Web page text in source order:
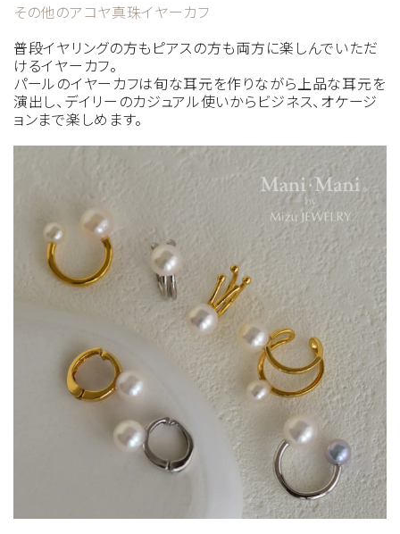
その他のアコヤ真珠イヤーカフ
普段イヤリングの方もピアスの方も両方に楽しんでいただ
けるイヤーカフ。
パールのイヤーカフは旬な耳元を作りながら上品な耳元を
演出し、デイリーのカジュアル使いからビジネス、オケージ
ョンまで楽しめます。